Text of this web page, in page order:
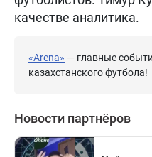
качестве аналитика.
«Arena» — главные
казахстанского футбола!